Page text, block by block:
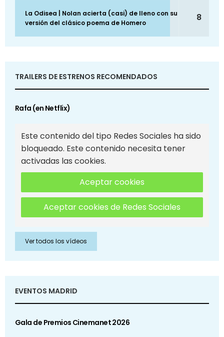
La Odisea | Nolan acierta (casi) de lleno con su
versión del clásico poema de Homero
8
TRAILERS DE ESTRENOS RECOMENDADOS
Rafa (en Netflix)
Este contenido del tipo Redes Sociales ha sido
bloqueado. Este contenido necesita tener
activadas las cookies.
Aceptar cookies
Aceptar cookies de Redes Sociales
Ver todos los vídeos
EVENTOS MADRID
Gala de Premios Cinemanet 2026